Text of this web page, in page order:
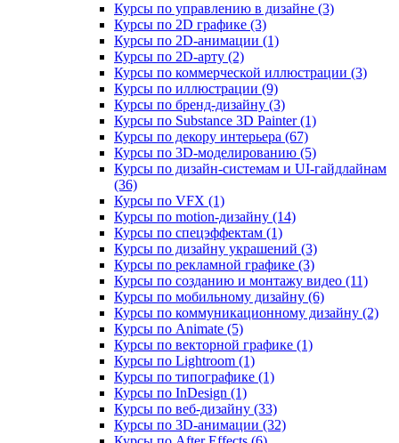
Курсы по управлению в дизайне (3)
Курсы по 2D графике (3)
Курсы по 2D‑анимации (1)
Курсы по 2D‑арту (2)
Курсы по коммерческой иллюстрации (3)
Курсы по иллюстрации (9)
Курсы по бренд‑дизайну (3)
Курсы по Substance 3D Painter (1)
Курсы по декору интерьера (67)
Курсы по 3D‑моделированию (5)
Курсы по дизайн-системам и UI-гайдлайнам
(36)
Курсы по VFX (1)
Курсы по motion-дизайну (14)
Курсы по спецэффектам (1)
Курсы по дизайну украшений (3)
Курсы по рекламной графике (3)
Курсы по созданию и монтажу видео (11)
Курсы по мобильному дизайну (6)
Курсы по коммуникационному дизайну (2)
Курсы по Animate (5)
Курсы по векторной графике (1)
Курсы по Lightroom (1)
Курсы по типографике (1)
Курсы по InDesign (1)
Курсы по веб‑дизайну (33)
Курсы по 3D‑анимации (32)